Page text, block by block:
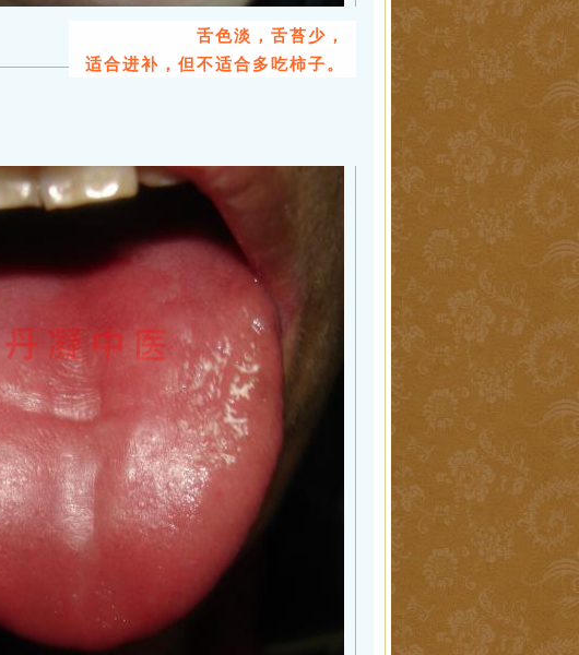
舌色淡，舌苔少，
适合进补，但不适合多吃柿子。